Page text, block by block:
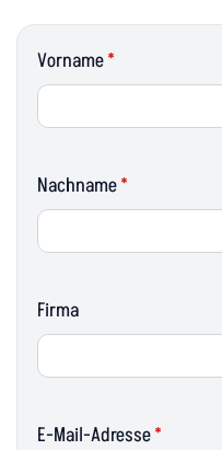
Vorname*
Nachname*
Firma
E-Mail-Adresse*